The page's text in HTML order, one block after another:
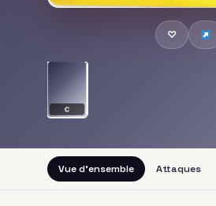
♡
C
Vue d'ensemble Attaques